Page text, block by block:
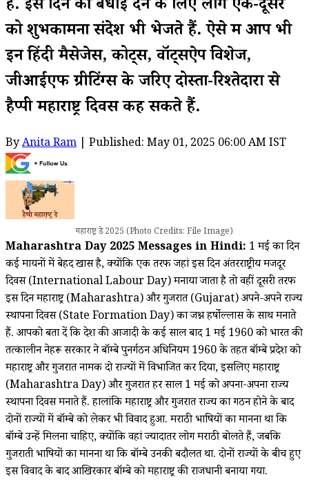
है. इस दिन की बधाई देने के लिए लोग एक-दूसरे
को शुभकामना संदेश भी भेजते हैं. ऐसे में आप भी
इन हिंदी मैसेजेस, कोट्स, वॉट्सऐप विशेज,
जीआईएफ ग्रीटिंग्स के जरिए दोस्तों-रिश्तेदारों से
हैप्पी महाराष्ट्र दिवस कह सकते हैं.
ByAnita Ram | Published: May 01, 2025 06:00 AM IST
महाराष्ट्र डे 2025 (Photo Credits: File Image)
Maharashtra Day 2025 Messages in Hindi: 1 मई का दिन
कई मायनों में बेहद खास है, क्योंकि एक तरफ जहां इस दिन अंतरराष्ट्रीय मजदूर
दिवस (International Labour Day) मनाया जाता है तो वहीं दूसरी तरफ
इस दिन महाराष्ट्र (Maharashtra) और गुजरात (Gujarat) अपने-अपने राज्य
स्थापना दिवस (State Formation Day) का जश्न हर्षोल्लास के साथ मनाते
हैं. आपको बता दें कि देश की आजादी के कई साल बाद 1 मई 1960 को भारत की
तत्कालीन नेहरू सरकार ने बॉम्बे पुनर्गठन अधिनियम 1960 के तहत बॉम्बे प्रदेश को
महाराष्ट्र और गुजरात नामक दो राज्यों में विभाजित कर दिया, इसलिए महाराष्ट्र
(Maharashtra Day) और गुजरात हर साल 1 मई को अपना-अपना राज्य
स्थापना दिवस मनाते हैं. हालांकि महाराष्ट्र और गुजरात राज्य का गठन होने के बाद
दोनों राज्यों में बॉम्बे को लेकर भी विवाद हुआ. मराठी भाषियों का मानना था कि
बॉम्बे उन्हें मिलना चाहिए, क्योंकि वहां ज्यादातर लोग मराठी बोलते हैं, जबकि
गुजराती भाषियों का मानना था कि बॉम्बे उनकी बदौलत था. दोनों राज्यों के बीच हुए
इस विवाद के बाद आखिरकार बॉम्बे को महाराष्ट्र की राजधानी बनाया गया.